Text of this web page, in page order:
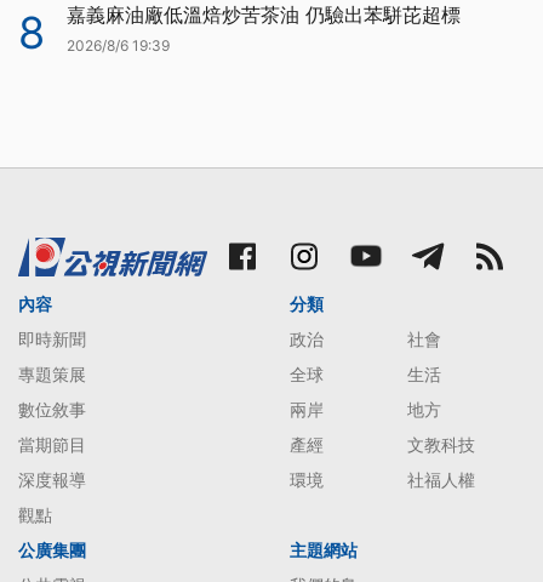
8 嘉義麻油廠低溫焙炒苦茶油 仍驗出苯駢芘超標
2026/8/6 19:39
內容
即時新聞
專題策展
數位敘事
當期節目
深度報導
觀點
分類
政治
社會
全球
生活
兩岸
地方
產經
文教科技
環境
社福人權
公廣集團
主題網站